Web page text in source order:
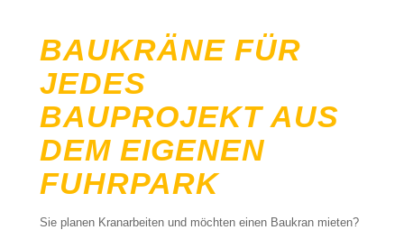
BAUKRÄNE FÜR
JEDES
BAUPROJEKT AUS
DEM EIGENEN
FUHRPARK
Sie planen Kranarbeiten und möchten einen Baukran mieten?